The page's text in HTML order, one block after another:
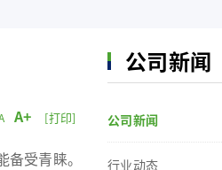
A+ [打印]
受青睐。
公司新闻
公司新闻
行业动态